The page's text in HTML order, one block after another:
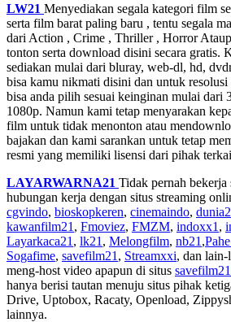
LW21 Menyediakan segala kategori film
serta film barat paling baru , tentu segala
dari Action , Crime , Thriller , Horror
tonton serta download disini secara gratis.
sediakan mulai dari bluray, web-dl, hd,
bisa kamu nikmati disini dan untuk
bisa anda pilih sesuai keinginan mulai dari
1080p. Namun kami tetap menyarakan
film untuk tidak menonton atau
bajakan dan kami sarankan untuk tetap
resmi yang memiliki lisensi dari pihak
LAYARWARNA21 Tidak pernah bekerja
hubungan kerja dengan situs streaming
cgvindo, bioskopkeren, cinemaindo,
kawanfilm21 , Fmoviez, FMZM, indoxx1 ,
Layarkaca21 , lk21 , Melongfilm, nb21 ,
Sogafime, savefilm21 , Streamxxi, dan
meng-host video apapun di situs savefilm21
hanya berisi tautan menuju situs pihak
Drive, Uptobox, Racaty, Openload,
lainnya.